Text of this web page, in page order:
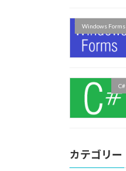
Windows Forms
C#
カテゴリー